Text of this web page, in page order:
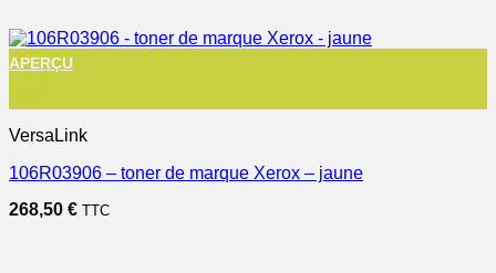
+
APERÇU
VersaLink
106R03906 – toner de marque Xerox – jaune
268,50 € TTC